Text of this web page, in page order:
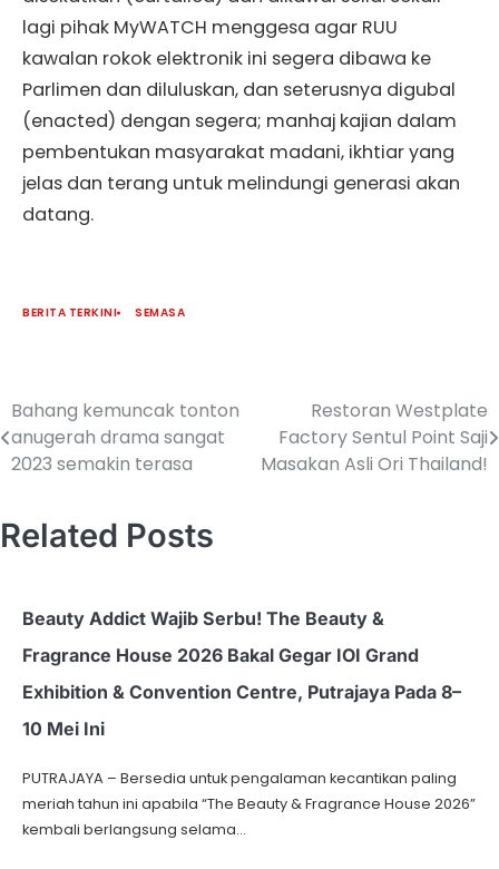
lagi pihak MyWATCH menggesa agar RUU
kawalan rokok elektronik ini segera dibawa ke
Parlimen dan diluluskan, dan seterusnya digubal
(enacted) dengan segera; manhaj kajian dalam
pembentukan masyarakat madani, ikhtiar yang
jelas dan terang untuk melindungi generasi akan
datang.
BERITA TERKINI SEMASA
Bahang kemuncak tonton
anugerah drama sangat
2023 semakin terasa
Restoran Westplate
Factory Sentul Point Saji
Masakan Asli Ori Thailand!
Related Posts
Beauty Addict Wajib Serbu! The Beauty &
Fragrance House 2026 Bakal Gegar IOI Grand
Exhibition & Convention Centre, Putrajaya Pada 8–
10 Mei Ini
PUTRAJAYA – Bersedia untuk pengalaman kecantikan paling
meriah tahun ini apabila “The Beauty & Fragrance House 2026”
kembali berlangsung selama…